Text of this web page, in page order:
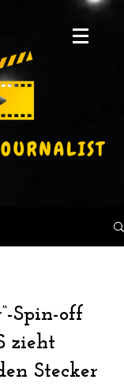
Spin-off
zieht
Stecker